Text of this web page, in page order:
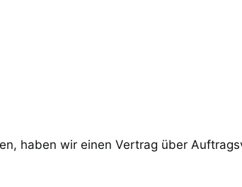
haben wir einen Vertrag über